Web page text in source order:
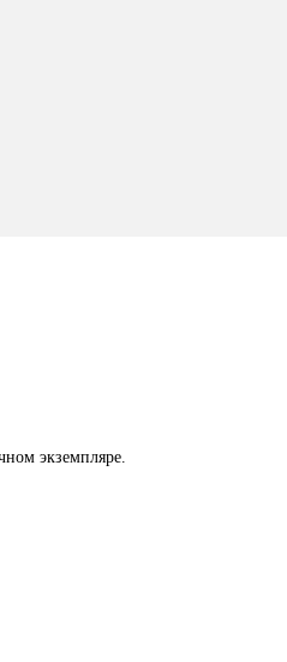
экземпляре.